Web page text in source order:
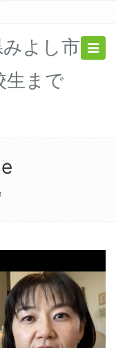
よし市
生まで